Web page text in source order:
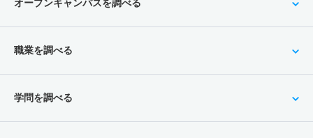
オープンキャンパスを調べる
職業を調べる
学問を調べる